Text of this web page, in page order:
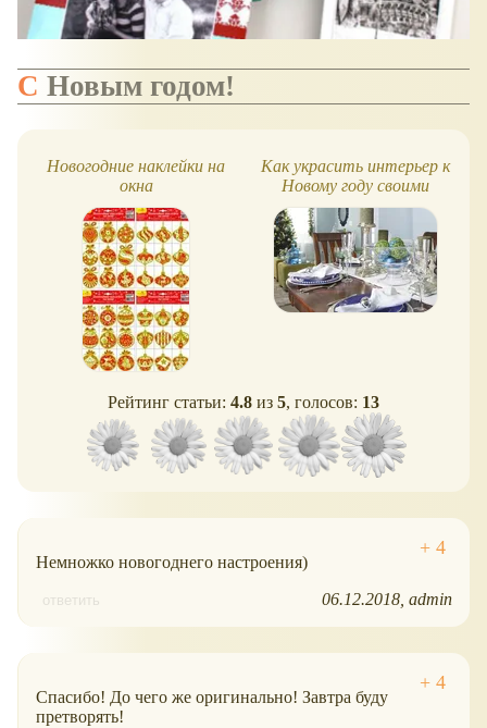
С Новым годом!
Новогодние наклейки на
окна
Как украсить интерьер к
Новому году своими
руками?
Рейтинг статьи: 4.8 из 5, голосов: 13
Немножко новогоднего настроения)
ответить 06.12.2018 admin
Спасибо! До чего же оригинально! Завтра буду
претворять!